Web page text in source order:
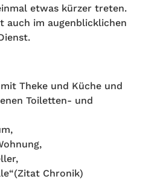
etwas kürzer treten.
auch im augenblicklichen
Theke und Küche und
Toiletten- und
Chronik)